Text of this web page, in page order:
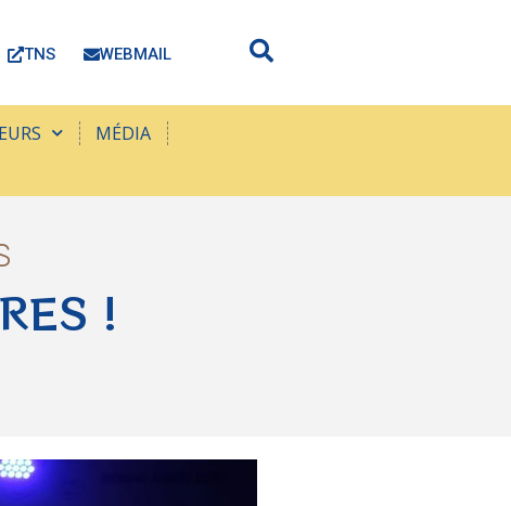
TNS WEBMAIL
MÉDIA
!